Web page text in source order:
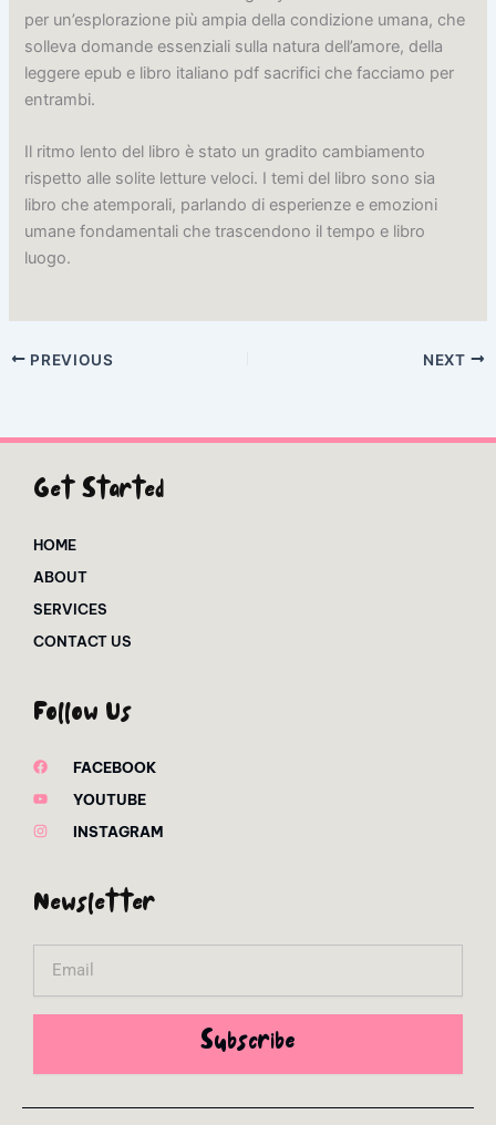
per un’esplorazione più ampia della condizione umana, che
solleva domande essenziali sulla natura dell’amore, della
leggere epub e libro italiano pdf sacrifici che facciamo per
entrambi.
Il ritmo lento del libro è stato un gradito cambiamento
rispetto alle solite letture veloci. I temi del libro sono sia
libro che atemporali, parlando di esperienze e emozioni
umane fondamentali che trascendono il tempo e libro
luogo.
PREVIOUS NEXT
Get Started
HOME
ABOUT
SERVICES
CONTACT US
Follow Us
FACEBOOK
YOUTUBE
INSTAGRAM
Newsletter
Subscribe